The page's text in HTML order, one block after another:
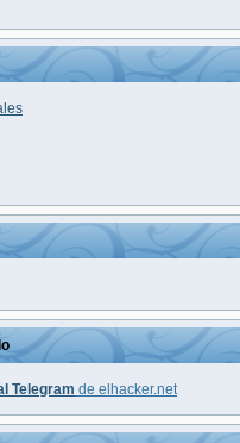
Telegram de elhacker.net